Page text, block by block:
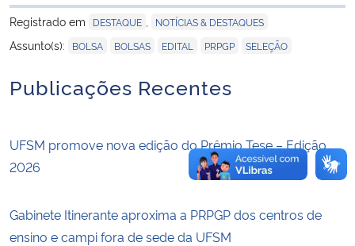
Banco Central do Brasil
Registrado em
DESTAQUE NOTÍCIAS & DESTAQUES
Assunto(s): BOLSA BOLSAS EDITAL PRPGP SELEÇÃO
Publicações Recentes
UFSM promove nova edição do Prêmio Tese – Edição
2026
Gabinete Itinerante aproxima a PRPGP dos centros de
ensino e campi fora de sede da UFSM